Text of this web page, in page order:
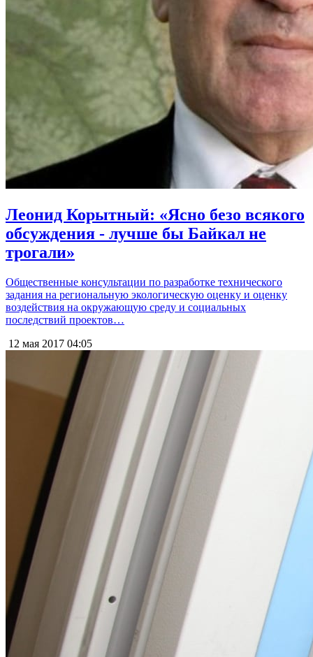
Леонид Корытный: «Ясно безо всякого
обсуждения - лучше бы Байкал не
трогали»
Общественные консультации по разработке технического
задания на региональную экологическую оценку и оценку
воздействия на окружающую среду и социальных
последствий проектов…
12 мая 2017 04:05